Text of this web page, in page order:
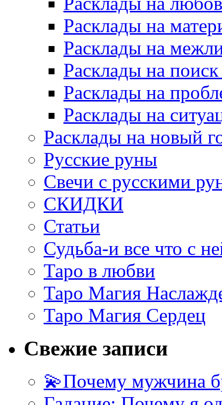
Расклады на
Расклады на
Расклады на
Расклады на
Расклады на
Расклады на новый
Русские руны
Свечи с русскими
СКИДКИ
Статьи
Судьба-и все что с
Таро в любви
Таро Магия
Таро Магия Сердец
Свежие записи
💫Почему мужчина